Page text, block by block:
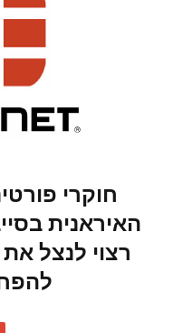
חוקרי
האיראנית
רצוי לנצל